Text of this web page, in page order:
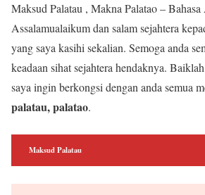
Maksud Palatau , Makna Palatao – Bahasa
Assalamualaikum dan salam sejahtera
yang saya kasihi sekalian. Semoga anda
keadaan sihat sejahtera hendaknya.
saya ingin berkongsi dengan anda semua
palatau, palatao.
Maksud Palatau